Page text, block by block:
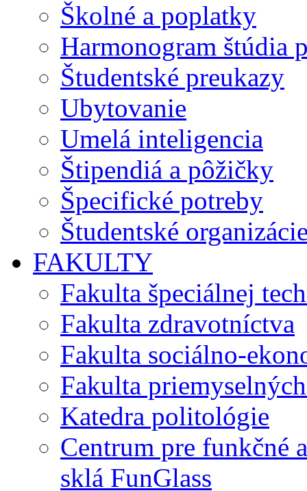
Školné a poplatky
Harmonogram štúdia
Študentské preukazy
Ubytovanie
Umelá inteligencia
Štipendiá a pôžičky
Špecifické potreby
Študentské
FAKULTY
Fakulta špeciálnej
Fakulta zdravotníctva
Fakulta sociálno-
Fakulta
Katedra politológie
Centrum pre funkčné
sklá FunGlass